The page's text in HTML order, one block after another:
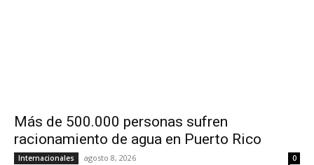
Más de 500.000 personas sufren
racionamiento de agua en Puerto Rico
Internacionales agosto 8, 2026 0